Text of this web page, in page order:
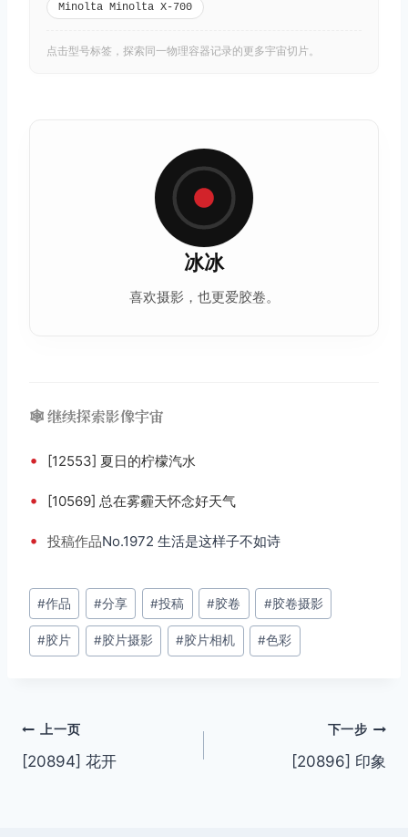
Minolta Minolta X-700
点击型号标签，探索同一物理容器记录的更多宇宙切片。
冰冰
喜欢摄影，也更爱胶卷。
🕸️ 继续探索影像宇宙
• [12553] 夏日的柠檬汽水
• [10569] 总在雾霾天怀念好天气
• 投稿作品No.1972 生活是这样子不如诗
文
章
标
#作品 #分享 #投稿 #胶卷 #胶卷摄影
#胶片 #胶片摄影 #胶片相机 #色彩
文
章
上一页
[20894] 花开
下一步
[20896] 印象